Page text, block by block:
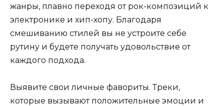
жанры, плавно переходя от рок-композиций к
электронике и хип-хопу. Благодаря
смешиванию стилей вы не устроите себе
рутину и будете получать удовольствие от
каждого подхода.
Выявите свои личные фавориты. Треки,
которые вызывают положительные эмоции и